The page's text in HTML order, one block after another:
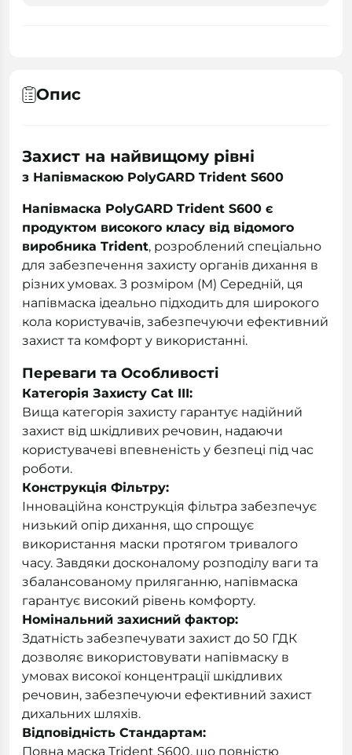
Опис
Захист на найвищому рівні
з Напівмаскою PolyGARD Trident S600
Напівмаска PolyGARD Trident S600 є
продуктом високого класу від відомого
виробника Trident, розроблений спеціально
для забезпечення захисту органів дихання в
різних умовах. З розміром (M) Середній, ця
напівмаска ідеально підходить для широкого
кола користувачів, забезпечуючи ефективний
захист та комфорт у використанні.
Переваги та Особливості
Категорія Захисту Cat III:
Вища категорія захисту гарантує надійний
захист від шкідливих речовин, надаючи
користувачеві впевненість у безпеці під час
роботи.
Конструкція Фільтру:
Інноваційна конструкція фільтра забезпечує
низький опір дихання, що спрощує
використання маски протягом тривалого
часу. Завдяки досконалому розподілу ваги та
збалансованому приляганню, напівмаска
гарантує високий рівень комфорту.
Номінальний захисний фактор:
Здатність забезпечувати захист до 50 ГДК
дозволяє використовувати напівмаску в
умовах високої концентрації шкідливих
речовин, забезпечуючи ефективний захист
дихальних шляхів.
Відповідність Стандартам:
Повна маска Trident S600, що повністю